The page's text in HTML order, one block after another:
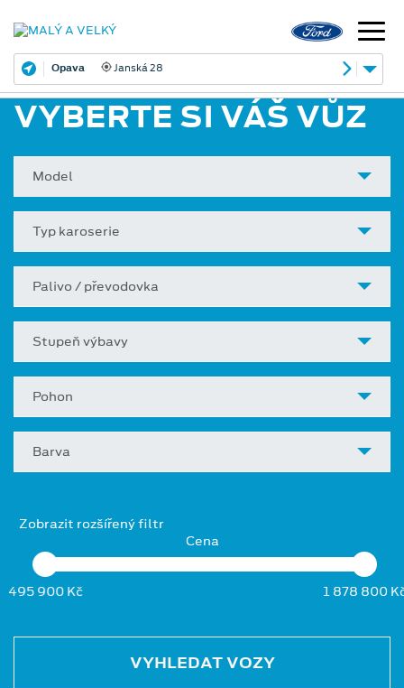
Opava Janská 28
VYBERTE SI VÁŠ VŮZ
Model
Typ karoserie
Palivo / převodovka
Stupeň výbavy
Pohon
Barva
Zobrazit rozšířený filtr
Cena
495 900 Kč 1 878 800
VYHLEDAT VOZY